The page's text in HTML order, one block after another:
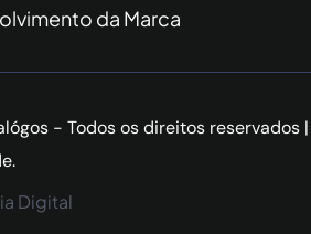
da Marca
- Todos os direitos reservados |
.